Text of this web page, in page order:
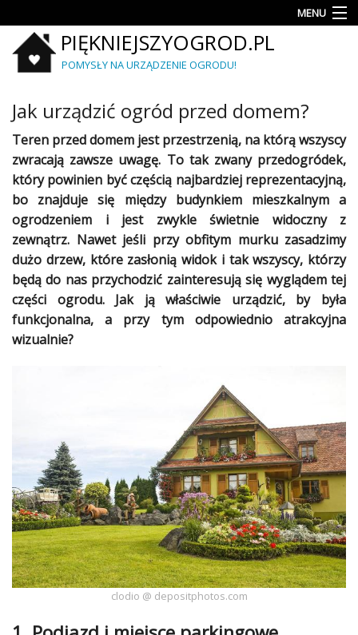
MENU
Rośliny
Aranżacje
projekty
Krzewy
i
Mały
ogród
Meble
i
wyposażenie
Dekoracje
Najlepsze
Kategorie
Dodaj
«
Dodaj
Dodaj
PIĘKNIEJSZYOGROD.PL
POMYSŁY NA URZĄDZENIE OGRODU!
Jak urządzić ogród przed domem?
Teren przed domem jest przestrzenią, na którą wszyscy
zwracają zawsze uwagę. To tak zwany przedogródek,
który powinien być częścią najbardziej reprezentacyjną,
bo znajduje się między budynkiem mieszkalnym a
ogrodzeniem i jest zwykle świetnie widoczny z
zewnątrz. Nawet jeśli przy obfitym murku zasadzimy
dużo drzew, które zasłonią widok i tak wszyscy, którzy
będą do nas przychodzić zainteresują się wyglądem tej
części ogrodu. Jak ją właściwie urządzić, by była
funkcjonalna, a przy tym odpowiednio atrakcyjna
wizualnie?
clodio @ depositphotos.com